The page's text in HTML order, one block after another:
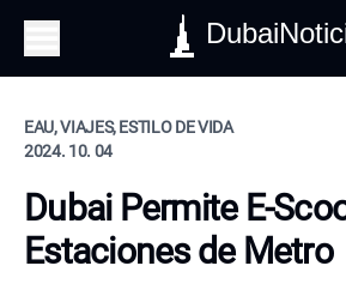
EAU, VIAJES, ESTILO DE VIDA
2024. 10. 04
Dubai Permite E-
Estaciones de Metro